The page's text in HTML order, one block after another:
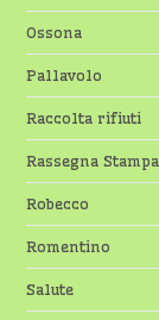
Ossona
Pallavolo
Raccolta rifiuti
Rassegna Stampa
Robecco
Romentino
Salute